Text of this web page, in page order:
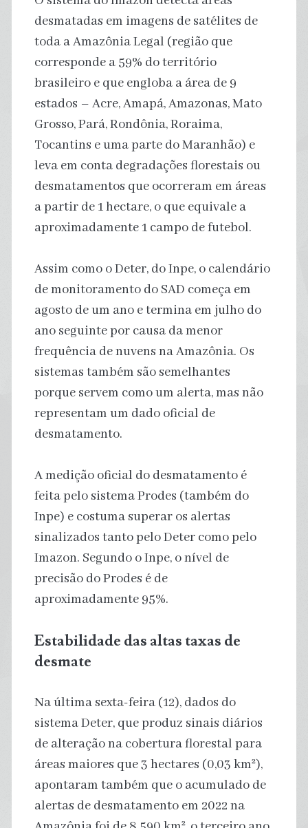
desmatadas em imagens de satélites de
toda a Amazônia Legal (região que
corresponde a 59% do território
brasileiro e que engloba a área de 9
estados – Acre, Amapá, Amazonas, Mato
Grosso, Pará, Rondônia, Roraima,
Tocantins e uma parte do Maranhão) e
leva em conta degradações florestais ou
desmatamentos que ocorreram em áreas
a partir de 1 hectare, o que equivale a
aproximadamente 1 campo de futebol.
Assim como o Deter, do Inpe, o calendário
de monitoramento do SAD começa em
agosto de um ano e termina em julho do
ano seguinte por causa da menor
frequência de nuvens na Amazônia. Os
sistemas também são semelhantes
porque servem como um alerta, mas não
representam um dado oficial de
desmatamento.
A medição oficial do desmatamento é
feita pelo sistema Prodes (também do
Inpe) e costuma superar os alertas
sinalizados tanto pelo Deter como pelo
Imazon. Segundo o Inpe, o nível de
precisão do Prodes é de
aproximadamente 95%.
Estabilidade das altas taxas de
desmate
Na última sexta-feira (12), dados do
sistema Deter, que produz sinais diários
de alteração na cobertura florestal para
áreas maiores que 3 hectares (0,03 km²),
apontaram também que o acumulado de
alertas de desmatamento em 2022 na